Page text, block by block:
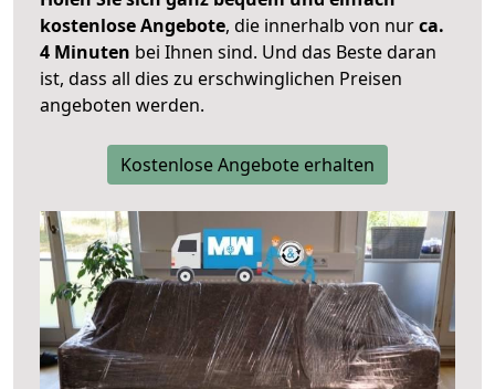
kostenlose Angebote, die innerhalb von nurca.
4 Minuten bei Ihnen sind. Und das Beste daran
ist, dass all dies zu erschwinglichen Preisen
angeboten werden.
Kostenlose Angebote erhalten